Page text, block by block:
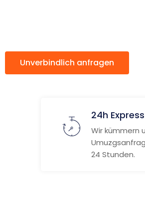
Unverbindlich anfragen
24h
Wir kümmern
24 Stunden.